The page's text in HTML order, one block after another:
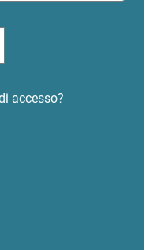
accesso?